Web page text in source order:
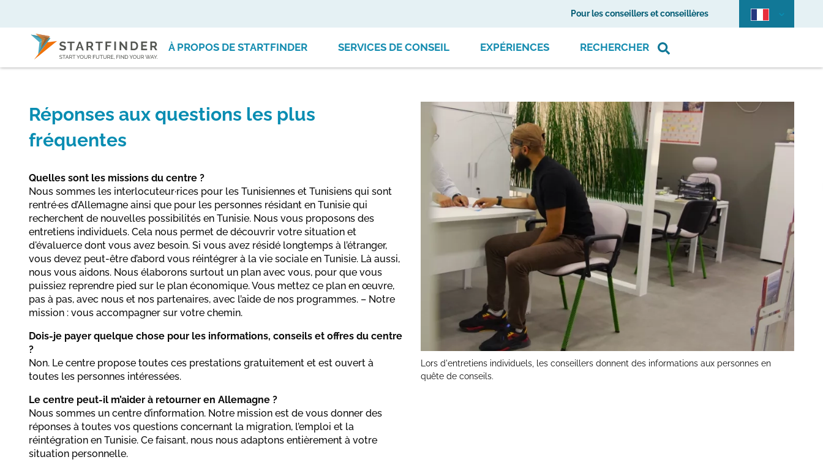
Pour les conseillers et conseillères
À PROPOS DE STARTFINDER SERVICES DE CONSEIL EXPÉRIENCES RECHERCHER
Lors d'entretiens individuels, les conseillers donnent des informations aux personnes en
quête de conseils.
Réponses aux questions les plus
fréquentes
Quelles sont les missions du centre ?
Nous sommes les interlocuteur·rices pour les Tunisiennes et Tunisiens qui sont
rentré·es d’Allemagne ainsi que pour les personnes résidant en Tunisie qui
recherchent de nouvelles possibilités en Tunisie. Nous vous proposons des
entretiens individuels. Cela nous permet de découvrir votre situation et
d'évaluerce dont vous avez besoin. Si vous avez résidé longtemps à l’étranger,
vous devez peut-être d’abord vous réintégrer à la vie sociale en Tunisie. Là aussi,
nous vous aidons. Nous élaborons surtout un plan avec vous, pour que vous
puissiez reprendre pied sur le plan économique. Vous mettez ce plan en œuvre,
pas à pas, avec nous et nos partenaires, avec l’aide de nos programmes. – Notre
mission : vous accompagner sur votre chemin.
Dois-je payer quelque chose pour les informations, conseils et offres du centre
?
Non. Le centre propose toutes ces prestations gratuitement et est ouvert à
toutes les personnes intéressées.
Le centre peut-il m’aider à retourner en Allemagne ?
Nous sommes un centre d’information. Notre mission est de vous donner des
réponses à toutes vos questions concernant la migration, l’emploi et la
réintégration en Tunisie. Ce faisant, nous nous adaptons entièrement à votre
situation personnelle.